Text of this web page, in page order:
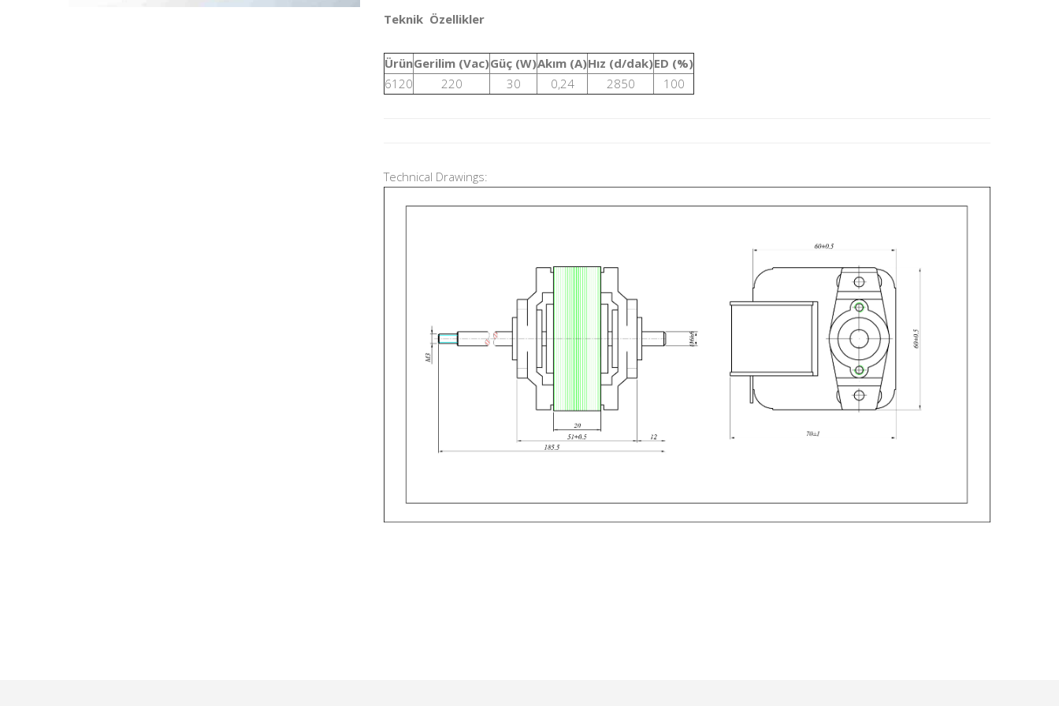
Teknik Özellikler
ÜrünGerilim (Vac)Güç (W)Akım (A)Hız (d/dak)ED (%)
6120
220 30 0,24 2850 100
Technical Drawings: